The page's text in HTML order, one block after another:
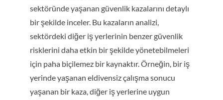
sektöründe yaşanan güvenlik kazalarını detaylı
bir şekilde inceler. Bu kazaların analizi,
sektördeki diğer iş yerlerinin benzer güvenlik
risklerini daha etkin bir şekilde yönetebilmeleri
için paha biçilemez bir kaynaktır. Örneğin, bir iş
yerinde yaşanan eldivensiz çalışma sonucu
yaşanan bir kaza, diğer iş yerlerine uygun